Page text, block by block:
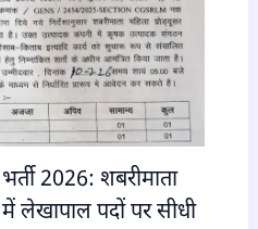
2026: शबरीमाता
लेखापाल पदों पर सीधी